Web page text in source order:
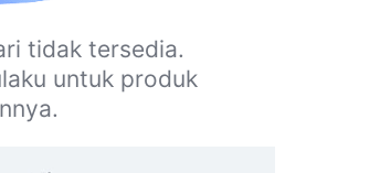
tidak tersedia.
untuk produk